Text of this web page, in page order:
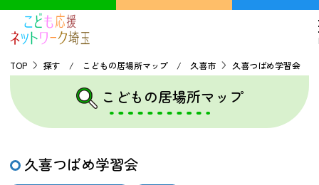
TOP
TOP 探す / こどもの居場所マップ / 久喜市 久喜つばめ学習会
こどもの居場所マップ
久喜つばめ学習会